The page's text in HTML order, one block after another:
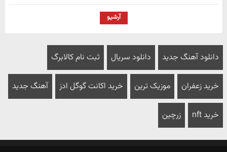
آرشیو
دانلود آهنگ جدید دانلود سریال ثبت نام کالابرگ
خرید زعفران موزیک ترین خرید اکانت گوگل ادز آهنگ جدید
خرید nft زرچین